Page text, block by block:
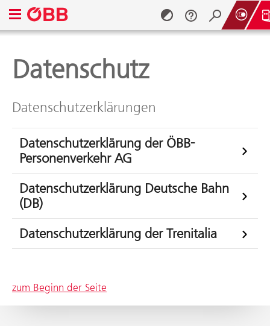
Zum Inhalt springen (Alt + 0)
Zum Menü springen (Alt + 1)
Navigationsmenü öffnen
Datenschutz
Datenschutzerklärungen
Datenschutzerklärung der ÖBB-
Personenverkehr AG
Datenschutzerklärung Deutsche Bahn
(DB)
Datenschutzerklärung der Trenitalia
zum Beginn der Seite